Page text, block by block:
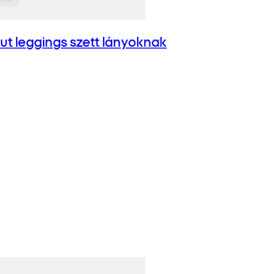
leggings szett lányoknak